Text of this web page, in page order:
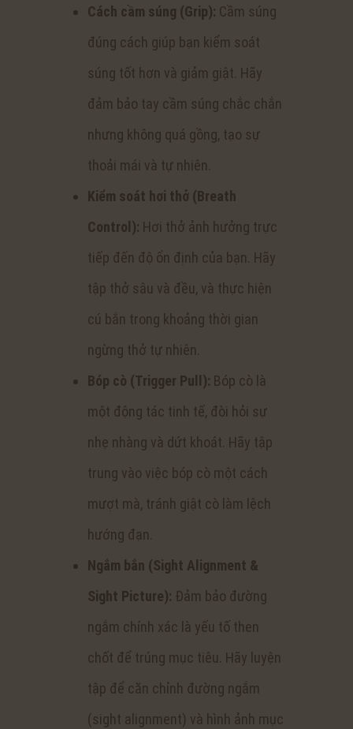
Cách cầm súng (Grip): Cầm súng
đúng cách giúp bạn kiểm soát
súng tốt hơn và giảm giật. Hãy
đảm bảo tay cầm súng chắc chắn
nhưng không quá gồng, tạo sự
thoải mái và tự nhiên.
Kiểm soát hơi thở (Breath
Control): Hơi thở ảnh hưởng trực
tiếp đến độ ổn định của bạn. Hãy
tập thở sâu và đều, và thực hiện
cú bắn trong khoảng thời gian
ngừng thở tự nhiên.
Bóp cò (Trigger Pull): Bóp cò là
một động tác tinh tế, đòi hỏi sự
nhẹ nhàng và dứt khoát. Hãy tập
trung vào việc bóp cò một cách
mượt mà, tránh giật cò làm lệch
hướng đạn.
Ngắm bắn (Sight Alignment &
Sight Picture): Đảm bảo đường
ngắm chính xác là yếu tố then
chốt để trúng mục tiêu. Hãy luyện
tập để căn chỉnh đường ngắm
(sight alignment) và hình ảnh mục